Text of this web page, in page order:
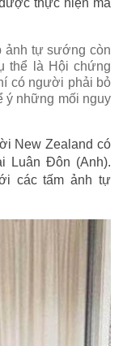
thực hiện mà
ảnh tự sướng còn
thể là Hội chứng
có người phải bỏ
ý những mối nguy
New Zealand có
Luân Đôn (Anh).
các tấm ảnh tự